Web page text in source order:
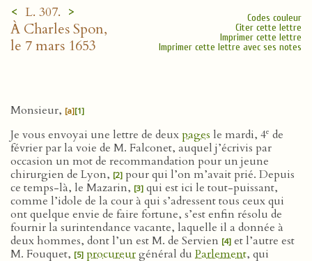
< L. 307. >
À Charles Spon,
le 7 mars 1653
Codes couleur
Citer cette lettre
Imprimer cette lettre
Imprimer cette lettre avec ses notes
Monsieur, [a][1]
Je vous envoyai une lettre de deuxpages le mardi, 4e de
février par la voie de M. Falconet, auquel j’écrivis par
occasion un mot de recommandation pour un jeune
chirurgien de Lyon, [2] pour qui l’on m’avait prié. Depuis
ce temps-là, le Mazarin, [3] qui est ici le tout-puissant,
comme l’idole de la cour à qui s’adressent tous ceux qui
ont quelque envie de faire fortune, s’est enfin résolu de
fournir la surintendance vacante, laquelle il a donnée à
deux hommes, dont l’un est M. de Servien [4] et l’autre est
M. Fouquet, [5] procureurgénéral du Parlement, qui